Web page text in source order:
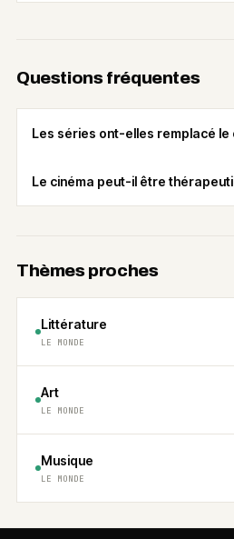
Questions fréquentes
Les séries ont-elles remplacé le
Le cinéma peut-il être
Thèmes proches
Littérature
LE MONDE
Art
LE MONDE
Musique
LE MONDE